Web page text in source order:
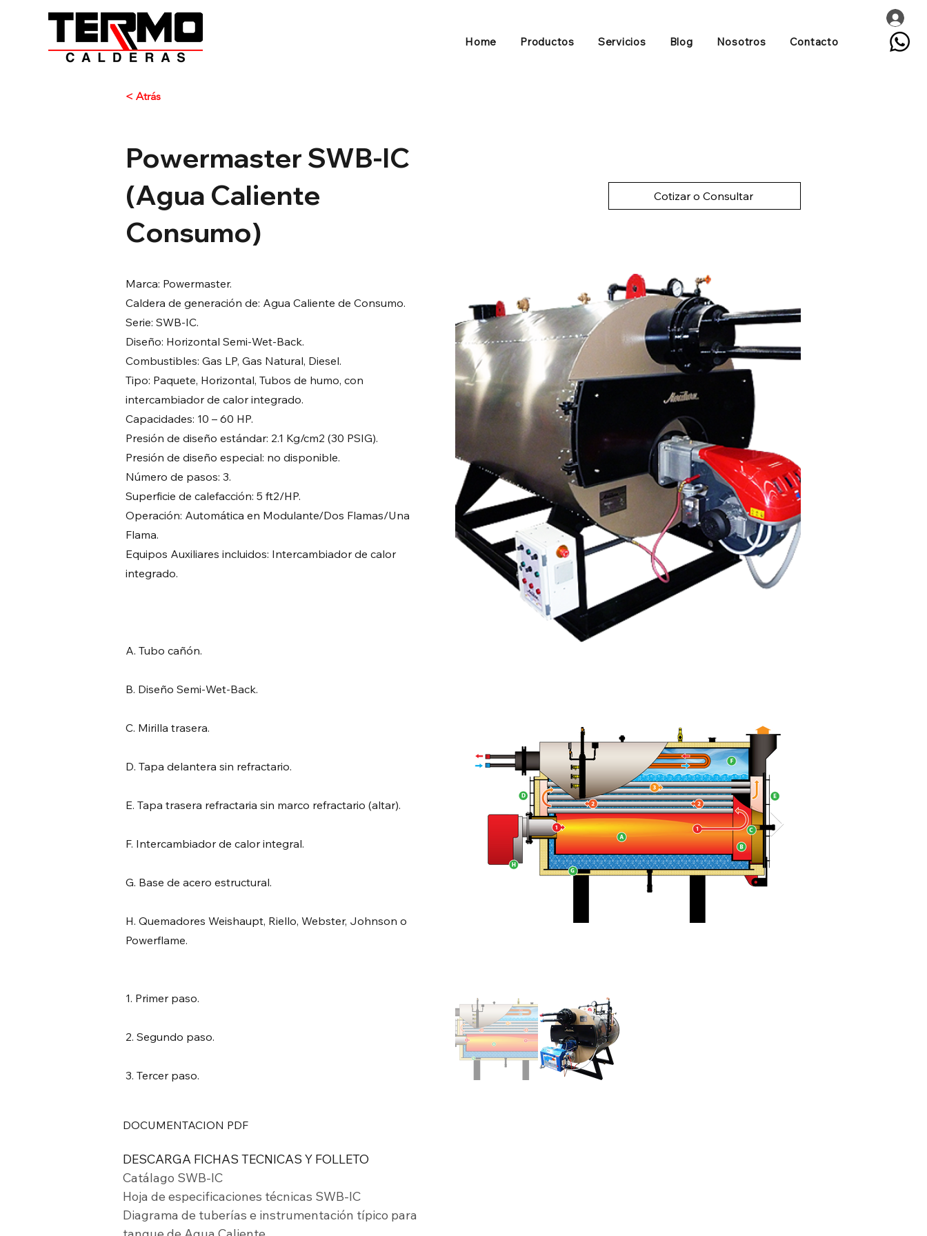
Home Productos Servicios Blog Nosotros Contacto
< Atrás
Powermaster SWB-IC
(Agua Caliente
Consumo)
Cotizar o Consultar
Marca: Powermaster.
Caldera de generación de: Agua Caliente de Consumo.
Serie: SWB-IC.
Diseño: Horizontal Semi-Wet-Back.
Combustibles: Gas LP, Gas Natural, Diesel.
Tipo: Paquete, Horizontal, Tubos de humo, con
intercambiador de calor integrado.
Capacidades: 10 – 60 HP.
Presión de diseño estándar: 2.1 Kg/cm2 (30 PSIG).
Presión de diseño especial: no disponible.
Número de pasos: 3.
Superficie de calefacción: 5 ft2/HP.
Operación: Automática en Modulante/Dos Flamas/Una
Flama.
Equipos Auxiliares incluidos: Intercambiador de calor
integrado.
A. Tubo cañón.
B. Diseño Semi-Wet-Back.
C. Mirilla trasera.
D. Tapa delantera sin refractario.
E. Tapa trasera refractaria sin marco refractario (altar).
F. Intercambiador de calor integral.
G. Base de acero estructural.
H. Quemadores Weishaupt, Riello, Webster, Johnson o
Powerflame.
1. Primer paso.
2. Segundo paso.
3. Tercer paso.
DOCUMENTACION PDF
DESCARGA FICHAS TECNICAS Y FOLLETO
Catálago SWB-IC
Hoja de especificaciones técnicas SWB-IC
Diagrama de tuberías e instrumentación típico para